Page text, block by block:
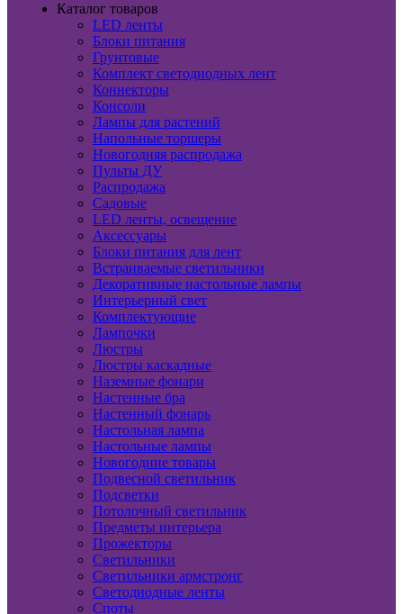
Каталог товаров
LED ленты
Блоки питания
Грунтовые
Комплект светодиодных лент
Коннекторы
Консоли
Лампы для растений
Напольные торшеры
Новогодняя распродажа
Пульты ДУ
Распродажа
Садовые
LED ленты, освещение
Аксессуары
Блоки питания для лент
Встраиваемые светильники
Декоративные настольные лампы
Интерьерный свет
Комплектующие
Лампочки
Люстры
Люстры каскадные
Наземные фонари
Настенные бра
Настенный фонарь
Настольная лампа
Настольные лампы
Новогодние товары
Подвесной светильник
Подсветки
Потолочный светильник
Предметы интерьера
Прожекторы
Светильники
Светильники армстронг
Светодиодные ленты
Споты